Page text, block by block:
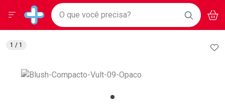
Drogarias Pacheco
Baixe nosso APP e aproveite Ofertas Exclusivas!
BAIXE
O APP
Ir direto para a home
pela página
Ir direto para o conteúdo
Ir direto para a busca
Ir direto para a conta
Ir direto para a notificações
Ir direto para o carrinho
Faça a sua busca
O que você precisa? BUSCAR
Menu
1 / 1